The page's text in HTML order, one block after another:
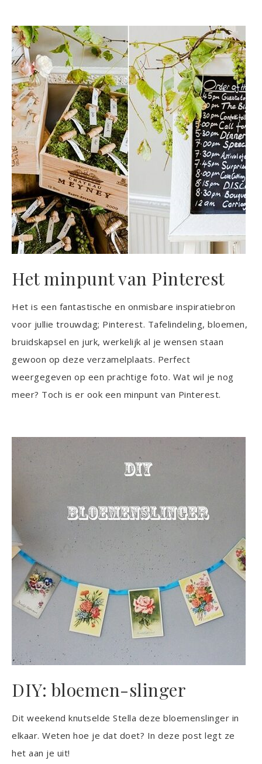
Het minpunt van Pinterest
Het is een fantastische en onmisbare inspiratiebron
voor jullie trouwdag; Pinterest. Tafelindeling, bloemen,
bruidskapsel en jurk, werkelijk al je wensen staan
gewoon op deze verzamelplaats. Perfect
weergegeven op een prachtige foto. Wat wil je nog
meer? Toch is er ook een minpunt van Pinterest.
DIY: bloemen-slinger
Dit weekend knutselde Stella deze bloemenslinger in
elkaar. Weten hoe je dat doet? In deze post legt ze
het aan je uit!